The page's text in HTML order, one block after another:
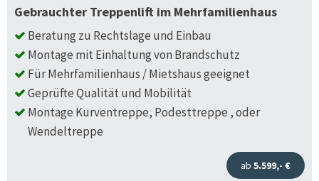
Gebrauchter Treppenlift im Mehrfamilienhaus
Beratung zu Rechtslage und Einbau
Montage mit Einhaltung von Brandschutz
Für Mehrfamilienhaus / Mietshaus geeignet
Geprüfte Qualität und Mobilität
Montage Kurventreppe, Podesttreppe , oder
Wendeltreppe
ab 5.599,- €